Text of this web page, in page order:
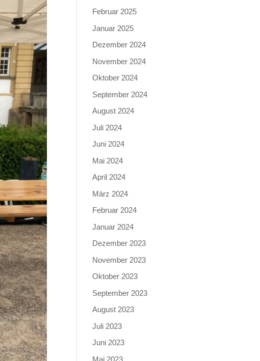
Februar 2025
Januar 2025
Dezember 2024
November 2024
Oktober 2024
September 2024
August 2024
Juli 2024
Juni 2024
Mai 2024
April 2024
März 2024
Februar 2024
Januar 2024
Dezember 2023
November 2023
Oktober 2023
September 2023
August 2023
Juli 2023
Juni 2023
Mai 2023